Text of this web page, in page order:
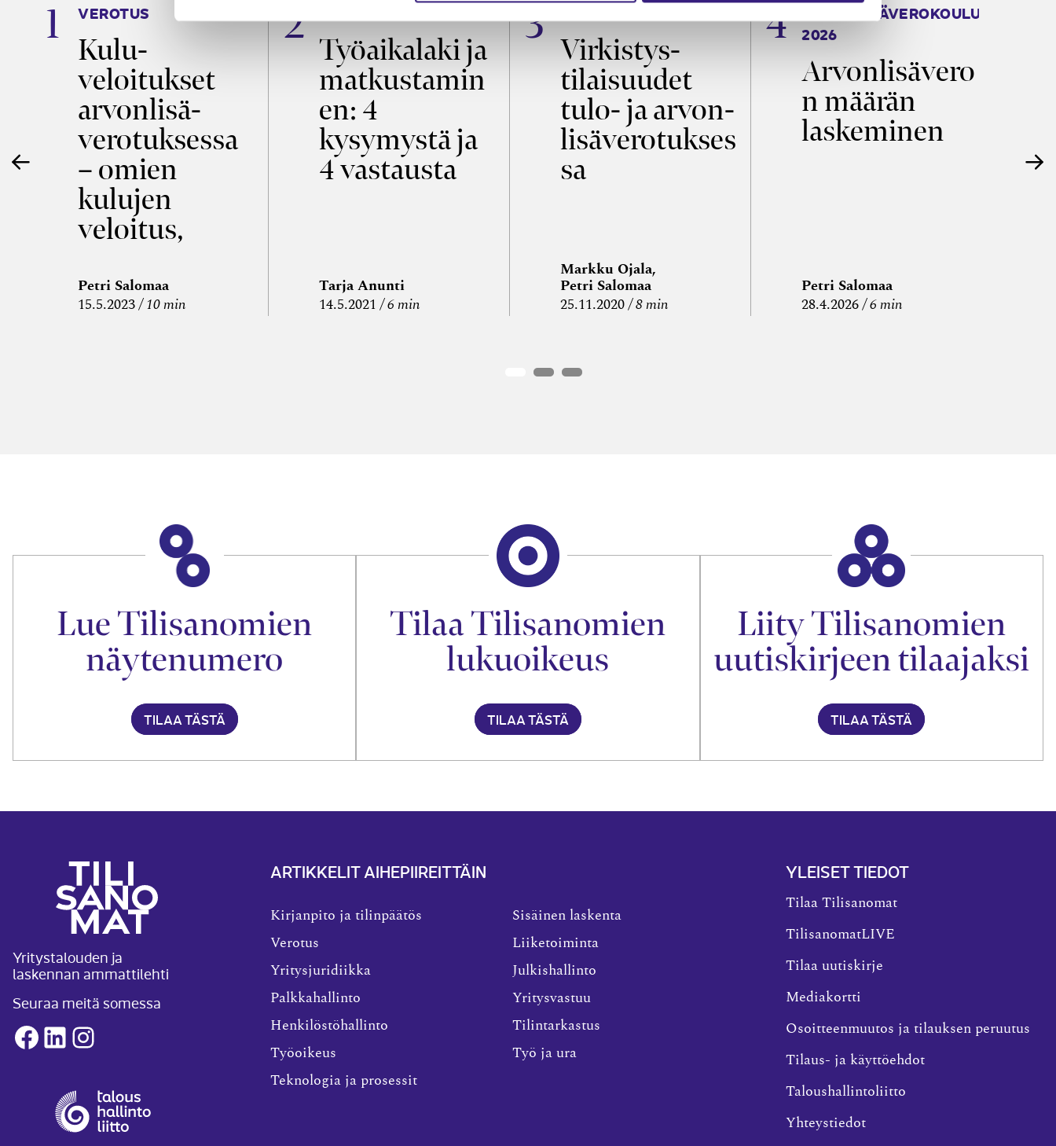
VEROTUS
Kulu­
veloitukset
arvon­lisä­
verotuksessa
– omien
kulujen
veloitus,
edelleen­
veloitus ja
Petri Salomaa
15.5.2023 10 min
Työaikalaki ja
matkustamin
en: 4
kysymystä ja
4 vastausta
Tarja Anunti
14.5.2021
6 min
Virkistys­
tilaisuudet
tulo- ja arvon­
lisäverotukses
sa
Markku Ojala,
Petri Salomaa
25.11.2020 8 min
ARVONLISÄVEROKOULU
2026
Arvonlisävero
n määrän
laskeminen
Petri Salomaa
28.4.2026 6 min
Lue Tilisanomien
näytenumero
TILAA TÄSTÄ
Tilaa Tilisanomien
lukuoikeus
TILAA TÄSTÄ
Liity Tilisanomien
uutiskirjeen tilaajaksi
TILAA TÄSTÄ
Yritystalouden ja
laskennan ammattilehti
Seuraa meitä somessa
Facebook
LinkedInInstagram
ARTIKKELIT AIHEPIIREITTÄIN
Kirjanpito ja tilinpäätös
Verotus
Yritysjuridiikka
Palkkahallinto
Henkilöstöhallinto
Työoikeus
Teknologia ja prosessit
Sisäinen laskenta
Liiketoiminta
Julkishallinto
Yritysvastuu
Tilintarkastus
Työ ja ura
YLEISET TIEDOT
Tilaa Tilisanomat
TilisanomatLIVE
Tilaa uutiskirje
Mediakortti
Osoitteenmuutos ja tilauksen peruutus
Tilaus- ja käyttöehdot
Taloushallintoliitto
Yhteystiedot